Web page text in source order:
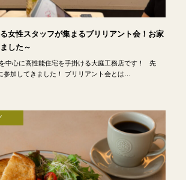
女性スタッフが集まるブリリアント会！お家
した～
中心に高性能住宅を手掛ける大庭工務店です！ 先
参加してきました！ ブリリアント会とは…